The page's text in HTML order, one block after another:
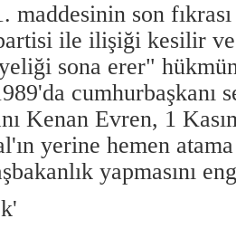
maddesinin son
ile ilişiği kesilir
sona erer"
cumhurbaşkanı
Kenan Evren, 1
yerine hemen
yapmasını